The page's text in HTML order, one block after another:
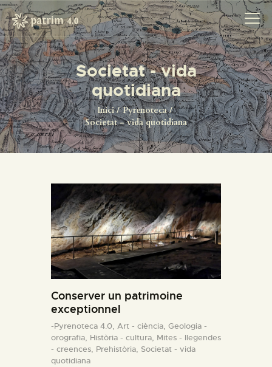
Societat - vida
quotidiana
Inici
Pyrenoteca
Societat - vida quotidiana
INICI
PYRENOTECA 4.0
PROJECTES
LA XARXA
PROJECTES
Conserver un patrimoine
exceptionnel
-Pyrenoteca 4.0, Art - ciència, Geologia -
orografia, Història - cultura, Mites - llegendes
- creences, Prehistòria, Societat - vida
quotidiana